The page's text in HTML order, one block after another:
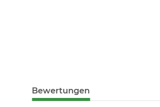
Bewertungen